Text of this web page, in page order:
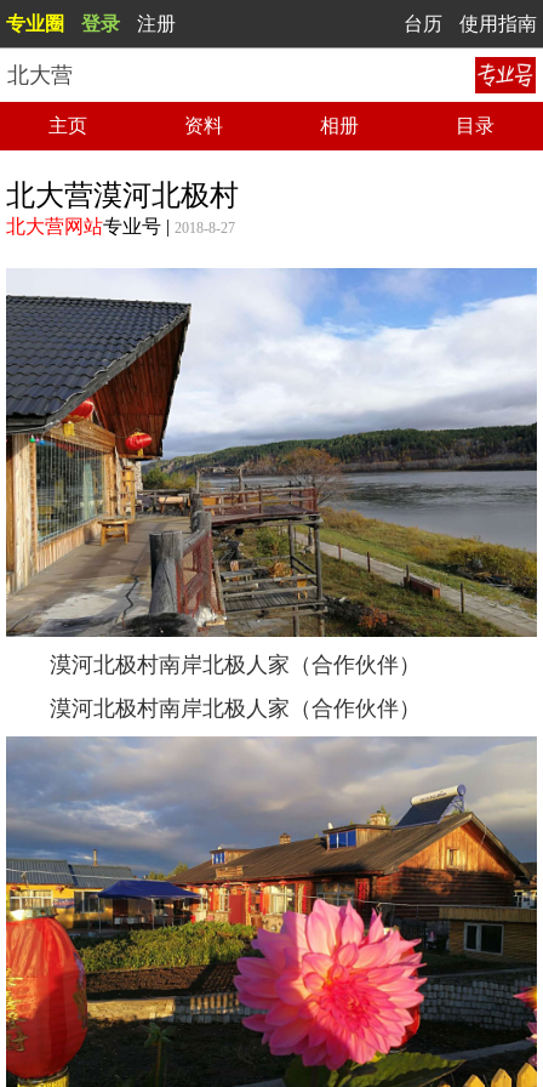
专业圈 登录 注册 台历 使用指南
北大营
主页 资料 相册 目录
北大营漠河北极村
北大营网站专业号 | 2018-8-27
漠河北极村南岸北极人家（合作伙伴）
漠河北极村南岸北极人家（合作伙伴）